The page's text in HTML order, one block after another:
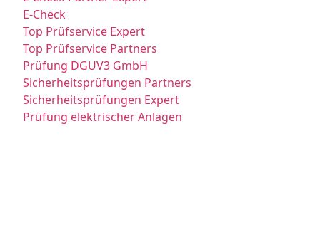
E-Check
Top Prüfservice Expert
Top Prüfservice Partners
Prüfung DGUV3 GmbH
Sicherheitsprüfungen Partners
Sicherheitsprüfungen Expert
Prüfung elektrischer Anlagen